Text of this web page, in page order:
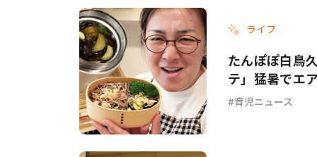
ライフ
たんぽぽ白鳥
テ」猛暑でエ
てて…」
育児ニュース